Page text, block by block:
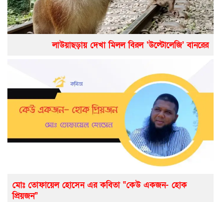
লাউয়াছড়ায় দেখা মিলল বিরল ‘উল্টোলেজি’ বানরের
মোঃ তোফায়েল হোসেন এর কবিতা “কেউ একজন- হোক
প্রিয়জন”